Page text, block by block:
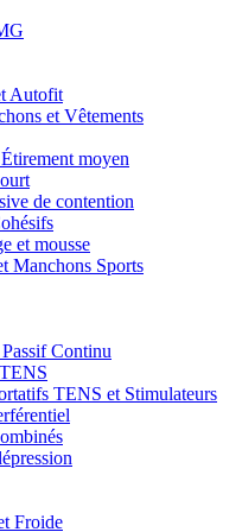
Autofit
et Vêtements
moyen
de contention
et mousse
Manchons Sports
Continu
TENS et Stimulateurs
Froide